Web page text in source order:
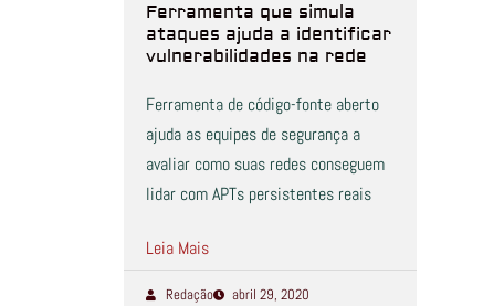
Ferramenta que simula
ataques ajuda a identificar
vulnerabilidades na rede
Ferramenta de código-fonte aberto
ajuda as equipes de segurança a
avaliar como suas redes conseguem
lidar com APTs persistentes reais
Leia Mais
Redação abril 29, 2020